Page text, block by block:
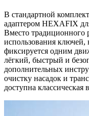
В стандартной
адаптером HEXAFIX
Вместо традиционного
использования ключей,
фиксируется одним
лёгкий, быстрый и
дополнительных
очистку насадок и
доступна классическая